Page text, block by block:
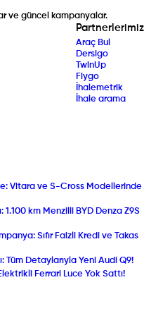
ve güncel kampanyalar.
Partnerlerimiz
Araç Bul
Dersigo
TwinUp
Fiygo
İhalemetrik
İhale arama
Vitara ve S-Cross Modellerinde
1.100 km Menzilli BYD Denza Z9S
Sıfır Faizli Kredi ve Takas
Tüm Detaylarıyla Yeni Audi Q9!
Ferrari Luce Yok Sattı!